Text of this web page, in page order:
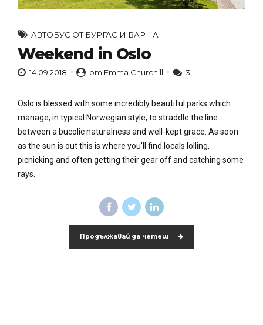
AВТОБУС ОТ БУРГАС И ВАРНА
Weekend in Oslo
14.09.2018 от Emma Churchill 3
Oslo is blessed with some incredibly beautiful parks which
manage, in typical Norwegian style, to straddle the line
between a bucolic naturalness and well-kept grace. As soon
as the sun is out this is where you'll find locals lolling,
picnicking and often getting their gear off and catching some
rays.
Продължавай да четеш